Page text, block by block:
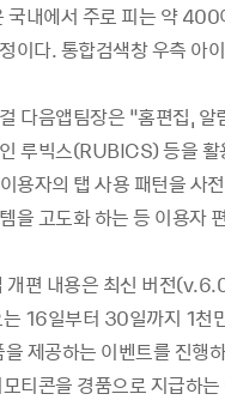
국내에서 주로 피는 약
이다. 통합검색창 우측 아
다음앱팀장은 “홈편집,
루빅스(RUBICS) 등을
용자의 탭 사용 패턴을 사
을 고도화 하는 등 이용자
개편 내용은 최신 버전
16일부터 30일까지 1천
제공하는 이벤트를 진행
티콘을 경품으로 지급하